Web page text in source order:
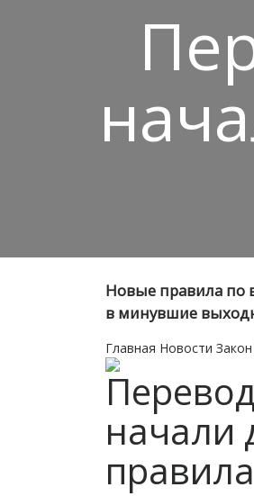
Новые правила по
в минувшие
Главная Новости Закон
начали